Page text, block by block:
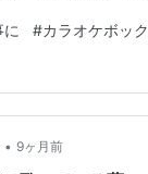
なるまで使います
るもの」「目に留
に歪んだ計量スプ
ても使えるので決
大さじ、中さじも
に #カラオケボッ
• 9ヶ月前